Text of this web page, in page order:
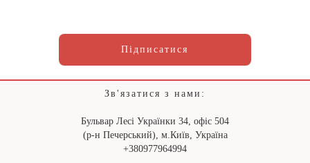
Підписатися
Зв'язатися з нами:
Бульвар Лесі Українки 34, офіс 504
(р-н Печерський), м.Київ, Україна
+380977964994